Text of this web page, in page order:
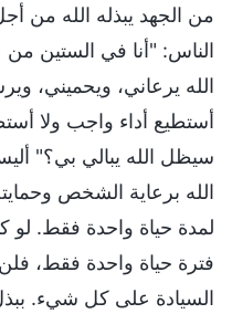
من الجهد يبذله الله
الناس: "أنا في الستين
الله يرعاني، ويحميني،
أستطيع أداء واجب ولا
سيظل الله يبالي بي؟"
الله برعاية الشخص
لمدة حياة واحدة فقط. لو
فترة حياة واحدة فقط،
السيادة على كل شيء.